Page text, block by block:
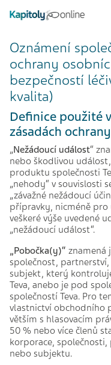
Oznámení
ochrany
bezpečností
kvalita)
Definice použité
zásadách
„Nežádoucí událost“
nebo škodlivou
produktu společnosti
„nehody“ v souvislosti
„závažné nežádoucí
přípravky, nicméně
veškeré výše uvedené
„nežádoucí událost“.
„Pobočka(y)“ znamená
společnost,
subjekt, který
Teva, anebo je pod
společností Teva. Pro
vlastnictví obchodního
větším s hlasovacím
50 % nebo více členů
korporace,
nebo subjektu.